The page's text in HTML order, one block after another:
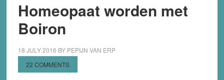
Homeopaat worden met
Boiron
18 JULY 2016 BY PEPIJN VAN ERP
22 COMMENTS